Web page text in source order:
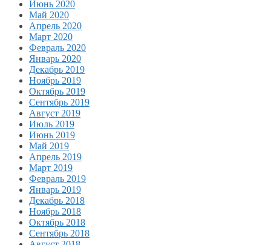
Июнь 2020
Май 2020
Апрель 2020
Март 2020
Февраль 2020
Январь 2020
Декабрь 2019
Ноябрь 2019
Октябрь 2019
Сентябрь 2019
Август 2019
Июль 2019
Июнь 2019
Май 2019
Апрель 2019
Март 2019
Февраль 2019
Январь 2019
Декабрь 2018
Ноябрь 2018
Октябрь 2018
Сентябрь 2018